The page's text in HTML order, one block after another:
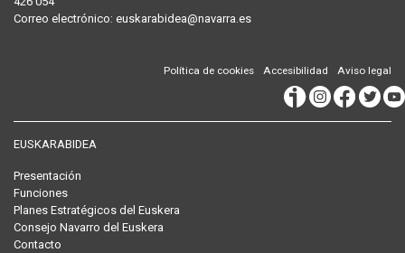
Correo electrónico: euskarabidea@navarra.es
Aviso legal
Accesibilidad
Política de cookies
EUSKARABIDEA
Presentación
Funciones
Planes Estratégicos del Euskera
Consejo Navarro del Euskera
Contacto